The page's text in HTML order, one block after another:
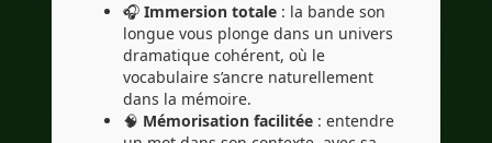
🎧 Immersion totale : la bande son
longue vous plonge dans un univers
dramatique cohérent, où le
vocabulaire s’ancre naturellement
dans la mémoire.
🧠 Mémorisation facilitée : entendre